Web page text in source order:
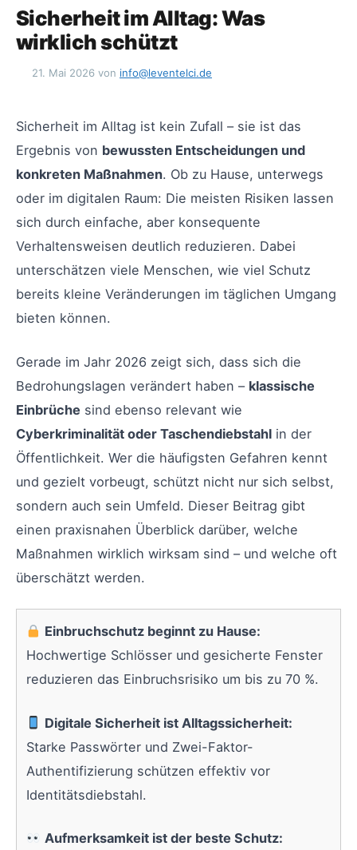
Sicherheit im Alltag: Was
wirklich schützt
21. Mai 2026 von info@leventelci.de
Sicherheit im Alltag ist kein Zufall – sie ist das
Ergebnis von bewussten Entscheidungen und
konkreten Maßnahmen. Ob zu Hause, unterwegs
oder im digitalen Raum: Die meisten Risiken lassen
sich durch einfache, aber konsequente
Verhaltensweisen deutlich reduzieren. Dabei
unterschätzen viele Menschen, wie viel Schutz
bereits kleine Veränderungen im täglichen Umgang
bieten können.
Gerade im Jahr 2026 zeigt sich, dass sich die
Bedrohungslagen verändert haben – klassische
Einbrüche sind ebenso relevant wie
Cyberkriminalität oder Taschendiebstahl in der
Öffentlichkeit. Wer die häufigsten Gefahren kennt
und gezielt vorbeugt, schützt nicht nur sich selbst,
sondern auch sein Umfeld. Dieser Beitrag gibt
einen praxisnahen Überblick darüber, welche
Maßnahmen wirklich wirksam sind – und welche oft
überschätzt werden.
Einbruchschutz beginnt zu Hause:
Hochwertige Schlösser und gesicherte Fenster
reduzieren das Einbruchsrisiko um bis zu 70 %.
Digitale Sicherheit ist Alltagssicherheit:
Starke Passwörter und Zwei-Faktor-
Authentifizierung schützen effektiv vor
Identitätsdiebstahl.
Aufmerksamkeit ist der beste Schutz: